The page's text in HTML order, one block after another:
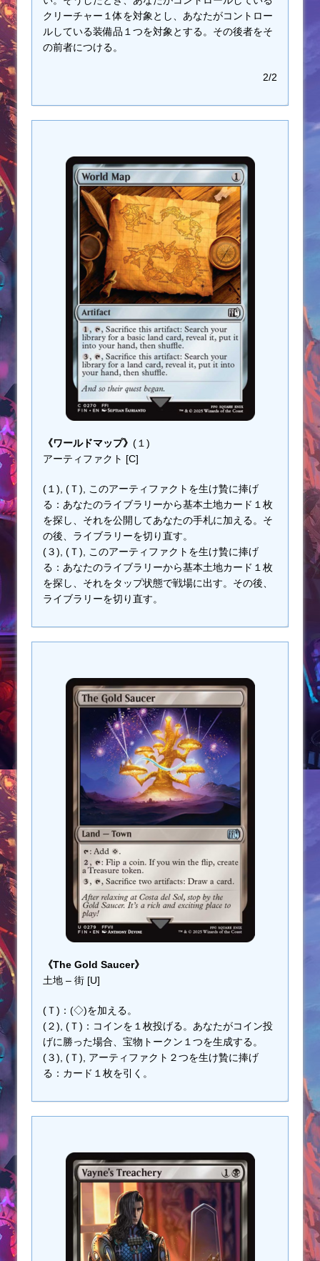
クリーチャー１体を対象とし、あなたがコントロー
ルしている装備品１つを対象とする。その後者をそ
の前者につける。
2/2
《ワールドマップ》 (１)
アーティファクト [C]
(１), (Ｔ), このアーティファクトを生け贄に捧げ
る：あなたのライブラリーから基本土地カード１枚
を探し、それを公開してあなたの手札に加える。そ
の後、ライブラリーを切り直す。
(３), (Ｔ), このアーティファクトを生け贄に捧げ
る：あなたのライブラリーから基本土地カード１枚
を探し、それをタップ状態で戦場に出す。その後、
ライブラリーを切り直す。
《The Gold Saucer》
土地 – 街 [U]
(Ｔ)：(◇)を加える。
(２), (Ｔ)：コインを１枚投げる。あなたがコイン投
げに勝った場合、宝物トークン１つを生成する。
(３), (Ｔ), アーティファクト２つを生け贄に捧げ
る：カード１枚を引く。